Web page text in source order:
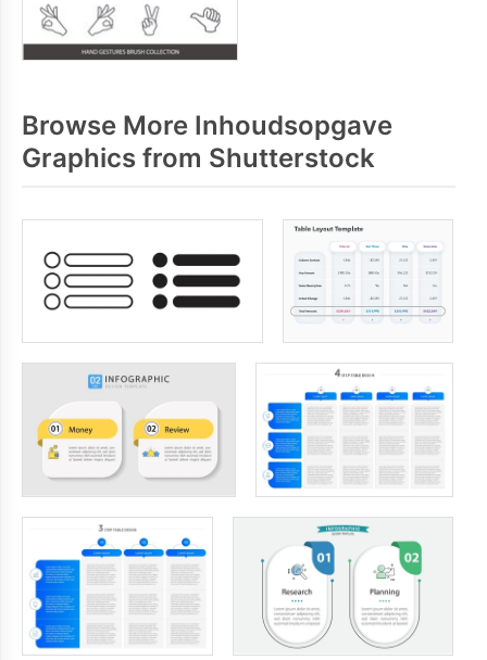
Browse More Inhoudsopgave
Graphics from Shutterstock